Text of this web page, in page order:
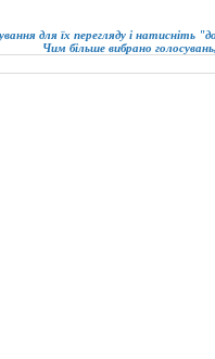
для їх перегляду і натисніть
Чим більше вибрано